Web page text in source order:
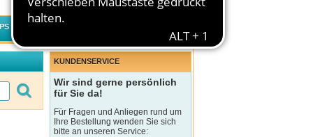
KUNDENSERVICE
Wir sind gerne persönlich
für Sie da!
Für Fragen und Anliegen rund um
Ihre Bestellung wenden Sie sich
bitte an unseren Service: